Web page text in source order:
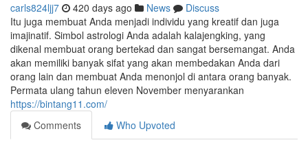
carls824ljj7 420 days ago News
Discuss
Itu juga membuat Anda menjadi individu yang kreatif dan juga
imajinatif. Simbol astrologi Anda adalah kalajengking, yang
dikenal membuat orang bertekad dan sangat bersemangat. Anda
akan memiliki banyak sifat yang akan membedakan Anda dari
orang lain dan membuat Anda menonjol di antara orang banyak.
Permata ulang tahun eleven November menyarankan
https://bintang11.com/
Comments
Who Upvoted